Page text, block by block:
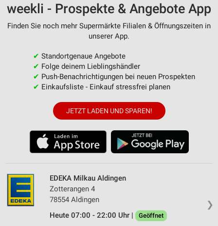
weekli - Prospekte & Angebote App
Finden Sie noch mehr Supermärkte Filialen & Öffnungszeiten in
unserer App.
✔ Standortgenaue Angebote
✔ Folge deinem Lieblingshändler
✔ Push-Benachrichtigungen bei neuen Prospekten
✔ Einkaufsliste - Einkauf stressfrei planen
JETZT LADEN UND SPAREN!
❯
EDEKA Milkau Aldingen
Zotterangen 4
78554 Aldingen
Heute 07:00 - 22:00 Uhr |
Geöffnet